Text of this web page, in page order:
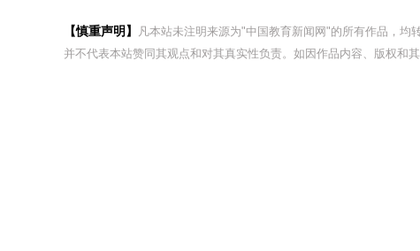
【慎重声明】
凡本站未注明来源为"中国教育新闻网"的所有作品，均
并不代表本站赞同其观点和对其真实性负责。如因作品内容、版权和